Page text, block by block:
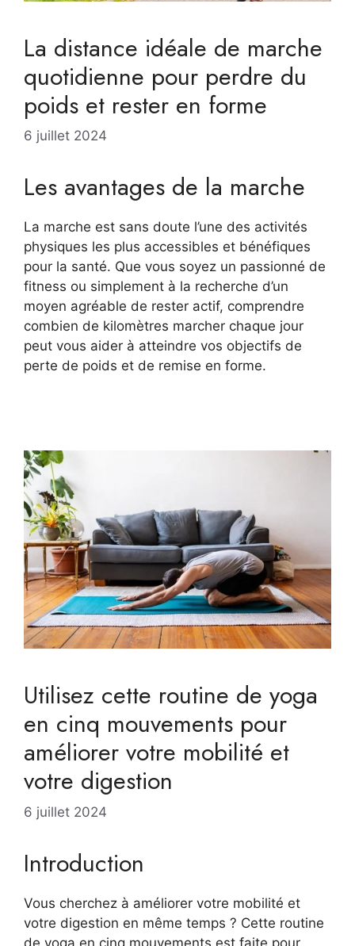
La distance idéale de marche
quotidienne pour perdre du
poids et rester en forme
6 juillet 2024
Les avantages de la marche
La marche est sans doute l’une des activités
physiques les plus accessibles et bénéfiques
pour la santé. Que vous soyez un passionné de
fitness ou simplement à la recherche d’un
moyen agréable de rester actif, comprendre
combien de kilomètres marcher chaque jour
peut vous aider à atteindre vos objectifs de
perte de poids et de remise en forme.
Utilisez cette routine de yoga
en cinq mouvements pour
améliorer votre mobilité et
votre digestion
6 juillet 2024
Introduction
Vous cherchez à améliorer votre mobilité et
votre digestion en même temps ? Cette routine
de yoga en cinq mouvements est faite pour